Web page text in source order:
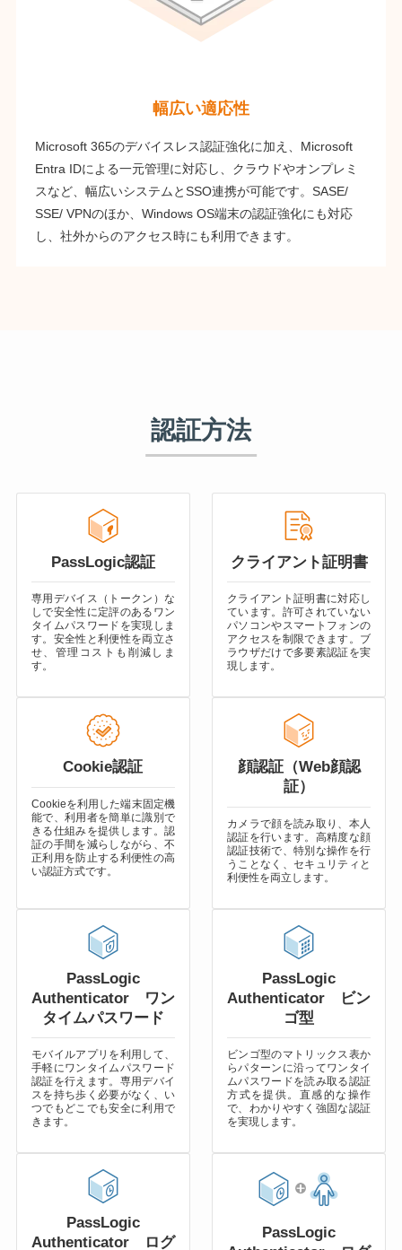
幅広い適応性
Microsoft 365のデバイスレス認証強化に加え、Microsoft
Entra IDによる一元管理に対応し、クラウドやオンプレミ
スなど、幅広いシステムとSSO連携が可能です。SASE/
SSE/ VPNのほか、Windows OS端末の認証強化にも対応
し、社外からのアクセス時にも利用できます。
認証方法
PassLogic認証
専用デバイス（トークン）な
しで安全性に定評のあるワン
タイムパスワードを実現しま
す。安全性と利便性を両立さ
せ、管理コストも削減しま
す。
クライアント証明書
クライアント証明書に対応し
ています。許可されていない
パソコンやスマートフォンの
アクセスを制限できます。ブ
ラウザだけで多要素認証を実
現します。
Cookie認証
Cookieを利用した端末固定機
能で、利用者を簡単に識別で
きる仕組みを提供します。認
証の手間を減らしながら、不
正利用を防止する利便性の高
い認証方式です。
顔認証（Web顔認
証）
カメラで顔を読み取り、本人
認証を行います。高精度な顔
認証技術で、特別な操作を行
うことなく、セキュリティと
利便性を両立します。
PassLogic
Authenticator ワン
タイムパスワード
モバイルアプリを利用して、
手軽にワンタイムパスワード
認証を行えます。専用デバイ
スを持ち歩く必要がなく、い
つでもどこでも安全に利用で
きます。
PassLogic
Authenticator ビン
ゴ型
ビンゴ型のマトリックス表か
らパターンに沿ってワンタイ
ムパスワードを読み取る認証
方式を提供。直感的な操作
で、わかりやすく強固な認証
を実現します。
PassLogic
Authenticator ログ
PassLogic